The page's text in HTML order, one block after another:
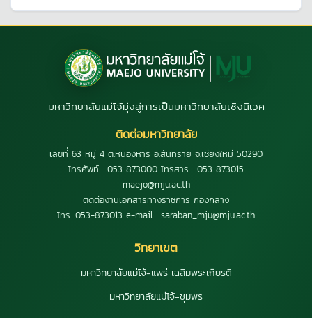
มหาวิทยาลัยแม่โจ้มุ่งสู่การเป็นมหาวิทยาลัยเชิงนิเวศ
ติดต่อมหาวิทยาลัย
เลขที่ 63 หมู่ 4 ต.หนองหาร อ.สันทราย จ.เชียงใหม่ 50290
โทรศัพท์ : 053 873000 โทรสาร : 053 873015
maejo@mju.ac.th
ติดต่องานเอกสารทางราชการ กองกลาง
โทร. 053-873013 e-mail : saraban_mju@mju.ac.th
วิทยาเขต
มหาวิทยาลัยแม่โจ้-แพร่ เฉลิมพระเกียรติ
มหาวิทยาลัยแม่โจ้-ชุมพร